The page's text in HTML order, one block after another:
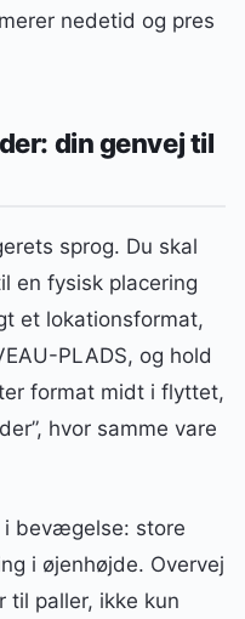
nedetid og pres
din genvej til
sprog. Du skal
en fysisk placering
et lokationsformat,
PLADS, og hold
format midt i flyttet,
hvor samme vare
bevægelse: store
i øjenhøjde. Overvej
til paller, ikke kun